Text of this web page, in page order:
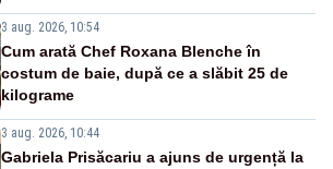
3 aug. 2026, 10:54
Cum arată Chef Roxana Blenche în
costum de baie, după ce a slăbit 25 de
kilograme
3 aug. 2026, 10:44
Gabriela Prisăcariu a ajuns de urgență la